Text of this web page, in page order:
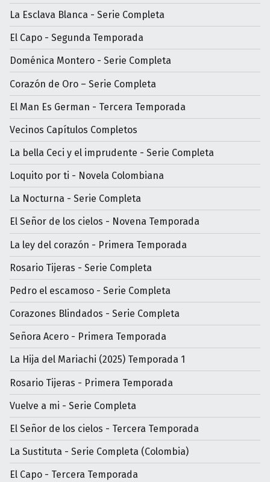
La Esclava Blanca - Serie Completa
El Capo - Segunda Temporada
Doménica Montero - Serie Completa
Corazón de Oro – Serie Completa
El Man Es German - Tercera Temporada
Vecinos Capítulos Completos
La bella Ceci y el imprudente - Serie Completa
Loquito por ti - Novela Colombiana
La Nocturna - Serie Completa
El Señor de los cielos - Novena Temporada
La ley del corazón - Primera Temporada
Rosario Tijeras - Serie Completa
Pedro el escamoso - Serie Completa
Corazones Blindados - Serie Completa
Señora Acero - Primera Temporada
La Hija del Mariachi (2025) Temporada 1
Rosario Tijeras - Primera Temporada
Vuelve a mi - Serie Completa
El Señor de los cielos - Tercera Temporada
La Sustituta - Serie Completa (Colombia)
El Capo - Tercera Temporada